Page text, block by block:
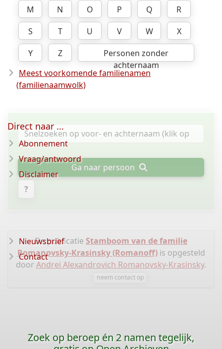
M
N O P Q
R
S
T U V W
X
Y
Z
Personen zonder
achternaam
Meest voorkomende familienamen
(familienaamwolk)
Ga naar persoon
?
De publicatie Stamboom van de familie
Romanovsky-Krasinsky (Romanoff)is opgesteld
door Andrei Alexandrovich Romanovsky-Krasinsky.
neem contact op
Direct naar ...
Abonnement
Vraag/antwoord
Disclaimer
Nieuwsbrief
Contact
Zoek op beroep én 2 namen tegelijk,